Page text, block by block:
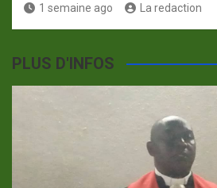
1 semaine ago La redaction
PLUS D'INFOS